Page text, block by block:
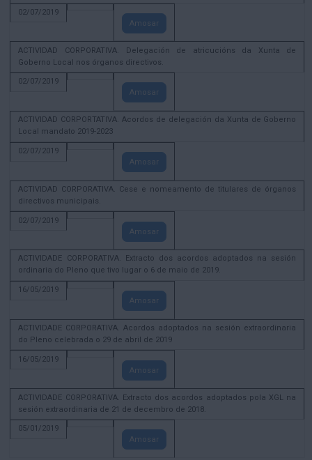
02/07/2019
Amosar
ACTIVIDAD CORPORATIVA. Delegación de atricucións da Xunta de
Goberno Local nos órganos directivos.
02/07/2019
Amosar
ACTIVIDAD CORPORTATIVA. Acordos de delegación da Xunta de Goberno
Local mandato 2019-2023
02/07/2019
Amosar
ACTIVIDAD CORPORATIVA. Cese e nomeamento de titulares de órganos
directivos municipais.
02/07/2019
Amosar
ACTIVIDADE CORPORATIVA. Extracto dos acordos adoptados na sesión
ordinaria do Pleno que tivo lugar o 6 de maio de 2019.
16/05/2019
Amosar
ACTIVIDADE CORPORATIVA. Acordos adoptados na sesión extraordinaria
do Pleno celebrada o 29 de abril de 2019
16/05/2019
Amosar
ACTIVIDADE CORPORATIVA. Extracto dos acordos adoptados pola XGL na
sesión extraordinaria de 21 de decembro de 2018.
05/01/2019
Amosar